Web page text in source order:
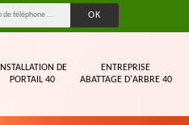
INSTALLATION DE
PORTAIL 40
ENTREPRISE
ABATTAGE D'ARBRE 40